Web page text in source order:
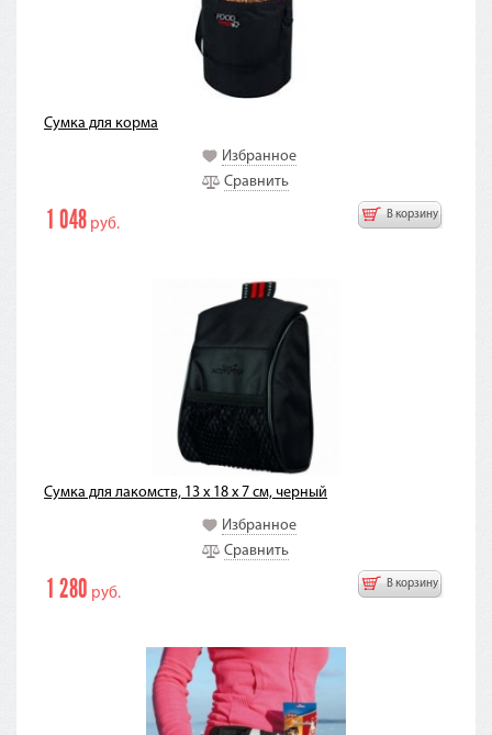
Сумка для корма
Избранное
Сравнить
В корзину
1 048 руб.
Сумка для лакомств, 13 x 18 x 7 см, черный
Избранное
Сравнить
В корзину
1 280 руб.